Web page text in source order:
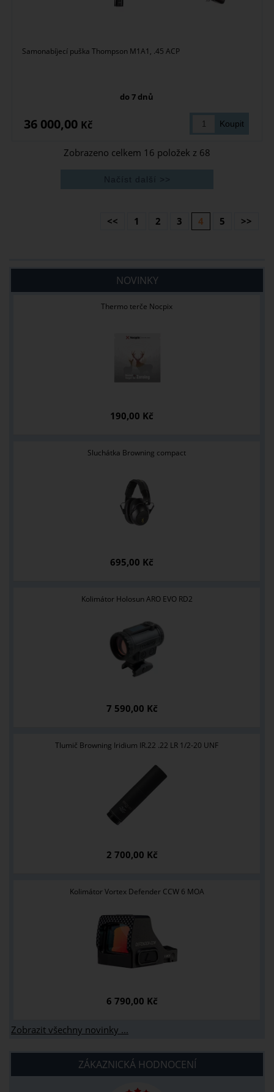
Samonabíjecí puška Thompson M1A1, .45 ACP
do 7 dnů
36 000,00 Kč
Zobrazeno celkem 16 položek z 68
<< 1 2 3 4 5 >>
NOVINKY
Thermo terče Nocpix
190,00 Kč
Sluchátka Browning compact
695,00 Kč
Kolimátor Holosun ARO EVO RD2
7 590,00 Kč
Tlumič Browning Iridium IR.22 .22 LR 1/2-20 UNF
2 700,00 Kč
Kolimátor Vortex Defender CCW 6 MOA
6 790,00 Kč
Zobrazit všechny novinky ...
ZÁKAZNICKÁ HODNOCENÍ